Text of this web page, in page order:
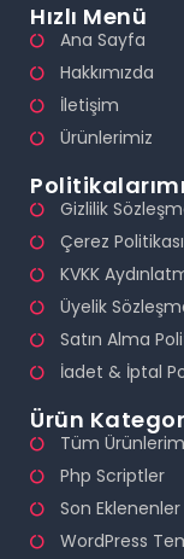
Hızlı Menü
Ana Sayfa
Hakkımızda
İletişim
Ürünlerimiz
Gizlilik
Çerez Politikası
KVKK
Üyelik
Satın Alma
İadet & İptal
Ürün
Tüm
Php Scriptler
Son Eklenenler
WordPress